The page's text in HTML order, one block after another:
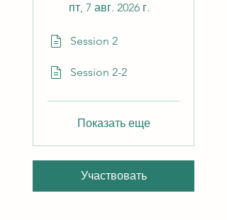
пт, 7 авг. 2026 г.
Session 2
Session 2-2
Показать еще
Участвовать